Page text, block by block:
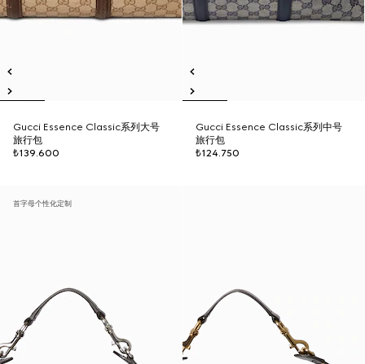
Gucci Essence Classic系列大号
旅行包
₺139.600
Gucci Essence Classic系列中号
旅行包
₺124.750
首字母个性化定制